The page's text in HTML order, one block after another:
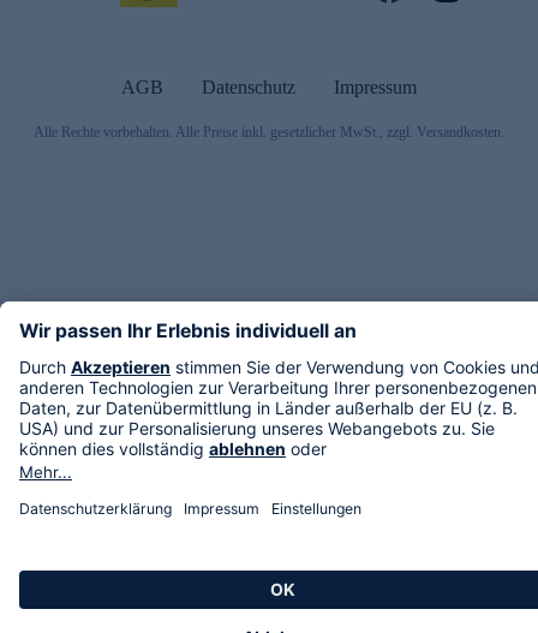
AGB Datenschutz Impressum
Alle Rechte vorbehalten. Alle Preise inkl. gesetzlicher MwSt., zzgl. Versandkosten.